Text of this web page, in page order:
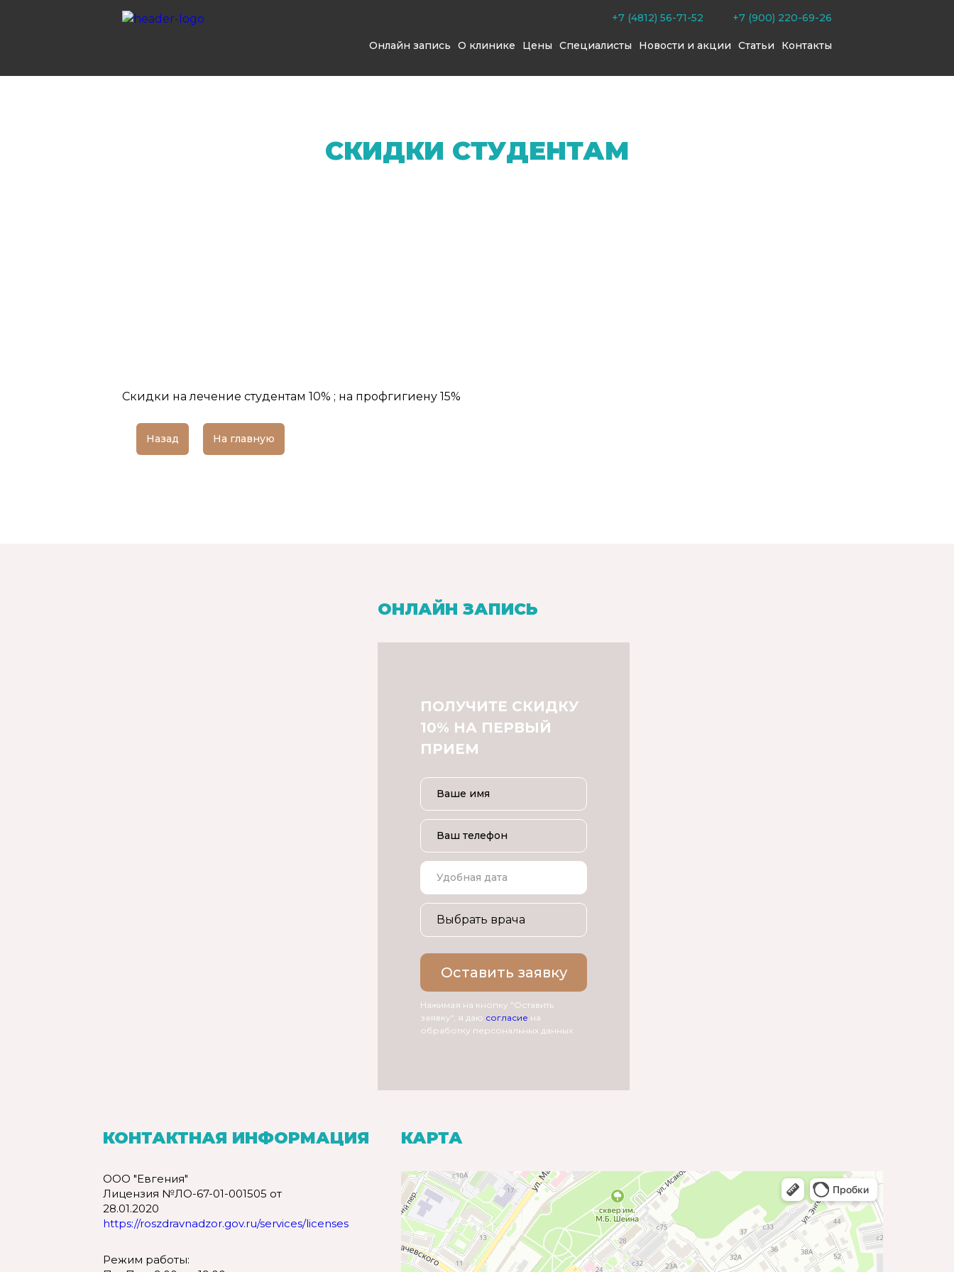
+7 (4812) 56-71-52 +7 (900) 220-69-26
Онлайн запись О клинике Цены Специалисты Новости и акции Статьи Контакты
СКИДКИ СТУДЕНТАМ
Скидки на лечение студентам 10% ; на профгигиену 15%
Назад На главную
КОНТАКТНАЯ ИНФОРМАЦИЯ
ООО "Евгения"
Лицензия №ЛО-67-01-001505 от
28.01.2020
https://roszdravnadzor.gov.ru/services/licenses
Режим работы:
КАРТА
ОНЛАЙН ЗАПИСЬ
ПОЛУЧИТЕ СКИДКУ
10% НА ПЕРВЫЙ
ПРИЕМ
Оставить заявку
Нажимая на кнопку "Оставить
заявку", я даю согласие на
обработку персональных данных